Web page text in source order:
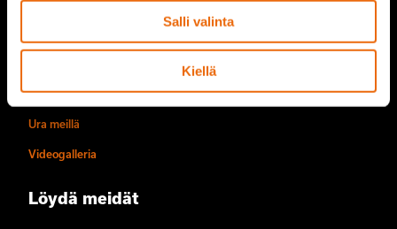
Salli valinta
Kiellä
Vastuullisuus
Ura meillä
Videogalleria
Löydä meidät